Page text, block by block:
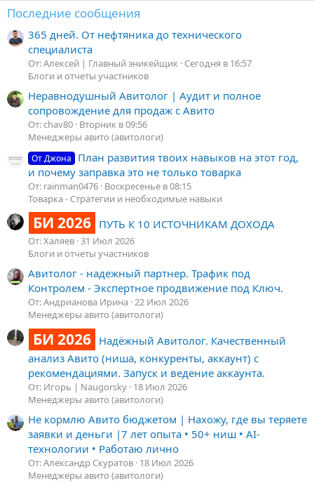
Последние сообщения
365 дней. От нефтяника до технического
специалиста
От: Алексей | Главный эникейщик Сегодня в 16:57
Блоги и отчеты участников
Неравнодушный Авитолог | Аудит и полное
сопровождение для продаж с Авито
От: chav80 Вторник в 09:56
Менеджеры авито (авитологи)
От Джона
План развития твоих навыков на этот год,
и почему заправка это не только товарка
От: rainman0476 Воскресенье в 08:15
Товарка - Стратегии и необходимые навыки
БИ 2026 ПУТЬ К 10 ИСТОЧНИКАМ ДОХОДА
От: Халяев 31 Июл 2026
Блоги и отчеты участников
Авитолог - надежный партнер. Трафик под
Контролем - Экспертное продвижение под Ключ.
От: Андрианова Ирина 22 Июл 2026
Менеджеры авито (авитологи)
БИ 2026 Надёжный Авитолог. Качественный
анализ Авито (ниша, конкуренты, аккаунт) с
рекомендациями. Запуск и ведение аккаунта.
От: Игорь | Naugorsky 18 Июл 2026
Менеджеры авито (авитологи)
Не кормлю Авито бюджетом | Нахожу, где вы теряете
заявки и деньги |7 лет опыта • 50+ ниш • AI-
технологии • Работаю лично
От: Александр Скуратов 18 Июл 2026
Менеджеры авито (авитологи)